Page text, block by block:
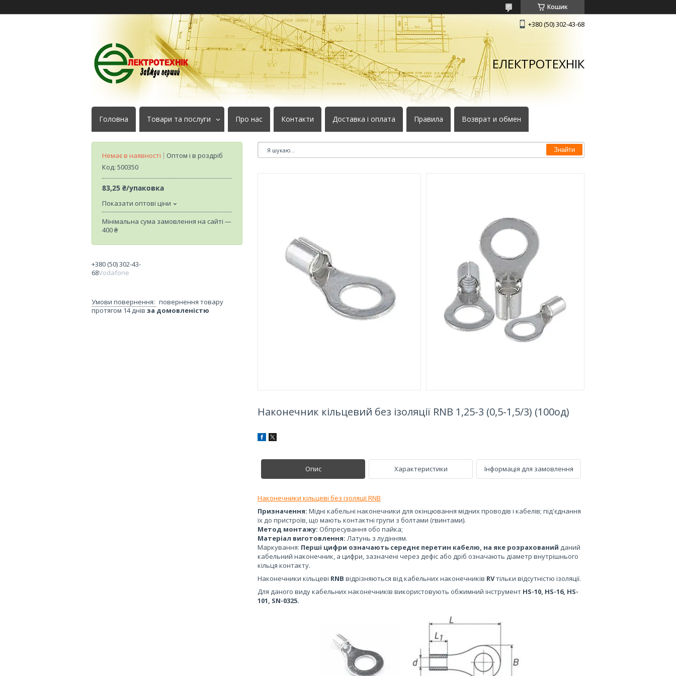
Кошик
+380 (50) 302-43-68
ЕЛЕКТРОТЕХНІК
Головна Товари та послуги Про нас Контакти Доставка і оплата Правила Возврат и обмен
Знайти
Наконечник кільцевий без ізоляції RNB 1,25-3 (0,5-1,5/3) (100од)
Опис Характеристики Інформація для замовлення
Наконечники кільцеві без ізоляції RNB
Призначення: Мідні кабельні наконечники для окінцювання мідних проводів і кабелів; під'єднання
їх до пристроїв, що мають контактні групи з болтами (гвинтами).
Метод монтажу: Обпресування обо пайка;
Матеріал виготовлення: Латунь з лудінням.
Маркування: Перші цифри означають середнє перетин кабелю, на яке розрахований даний
кабельний наконечник, а цифри, зазначені через дефіс або дріб означають діаметр внутрішнього
кільця контакту.
Наконечники кільцеві RNB відрізняються від кабельних наконечників RVтільки відсутністю ізоляції.
Для даного виду кабельних наконечників використовують обжимний інструмент HS-10, HS-16, HS-
101, SN-0325.
Немає в наявності
Оптом і в роздріб
Код: 500350
83,25 ₴/упаковка
Показати оптові ціни
Мінімальна сума замовлення на сайті —
400 ₴
+380 (50) 302-43-
68Vodafone
повернення товару
протягом 14 днів за домовленістю